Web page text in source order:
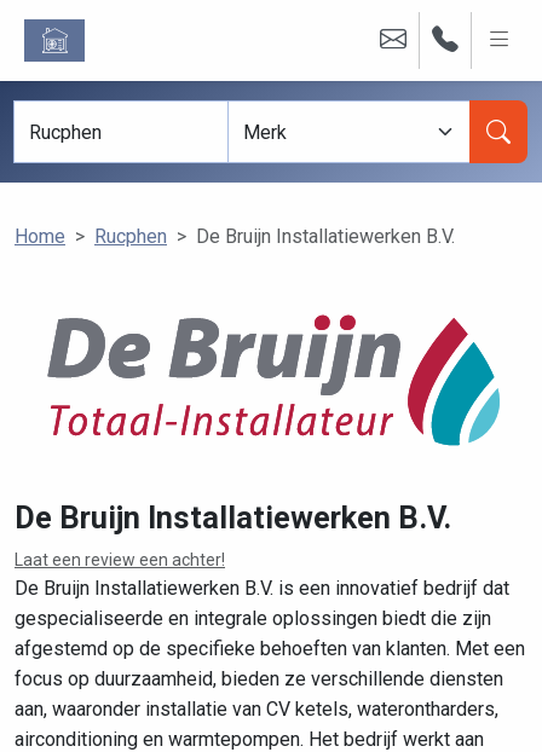
Home Rucphen De Bruijn Installatiewerken B.V.
De Bruijn Installatiewerken B.V.
Laat een review een achter!
De Bruijn Installatiewerken B.V. is een innovatief bedrijf dat
gespecialiseerde en integrale oplossingen biedt die zijn
afgestemd op de specifieke behoeften van klanten. Met een
focus op duurzaamheid, bieden ze verschillende diensten
aan, waaronder installatie van CV ketels, waterontharders,
airconditioning en warmtepompen. Het bedrijf werkt aan